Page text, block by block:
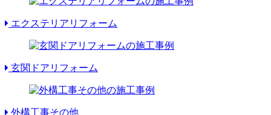
エクステリアリフォーム
玄関ドアリフォーム
外構工事その他